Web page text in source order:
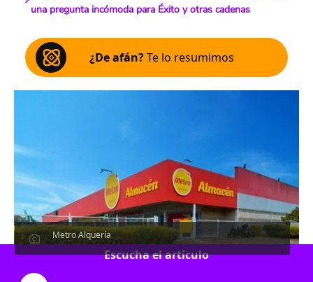
una pregunta incómoda para Éxito y otras cadenas
¿De afán?Te lo resumimos
Metro Alquería
Escucha el artículo